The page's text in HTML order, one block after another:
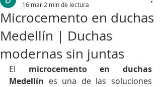
Microcemento en duchas
Medellín | Duchas
modernas sin juntas
16 mar 2 min de lectura
El microcemento en duchas
Medellín es una de las soluciones